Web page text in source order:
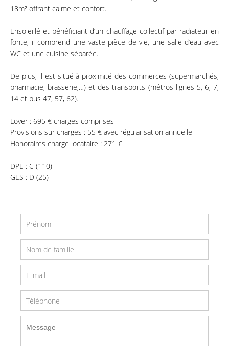
18m² offrant calme et confort.
Ensoleillé et bénéficiant d’un chauffage collectif par radiateur en
fonte, il comprend une vaste pièce de vie, une salle d’eau avec
WC et une cuisine séparée.
De plus, il est situé à proximité des commerces (supermarchés,
pharmacie, brasserie,…) et des transports (métros lignes 5, 6, 7,
14 et bus 47, 57, 62).
Loyer : 695 € charges comprises
Provisions sur charges : 55 € avec régularisation annuelle
Honoraires charge locataire : 271 €
DPE : C (110)
GES : D (25)